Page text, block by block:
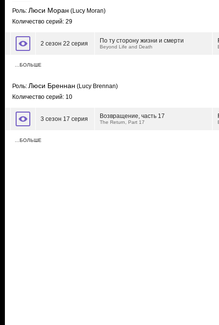
Роль: Люси Моран (Lucy Moran)
Количество серий: 29
2 сезон 22 серия По ту сторону жизни и смерти
Beyond Life and Death
…БОЛЬШЕ
Роль: Люси Бреннан (Lucy Brennan)
Количество серий: 10
3 сезон 17 серия Возвращение, часть 17
The Return, Part 17
…БОЛЬШЕ